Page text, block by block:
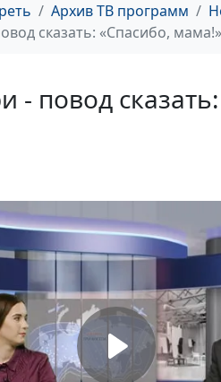
Архив ТВ программ
сказать: «Спасибо, мама!»
- повод